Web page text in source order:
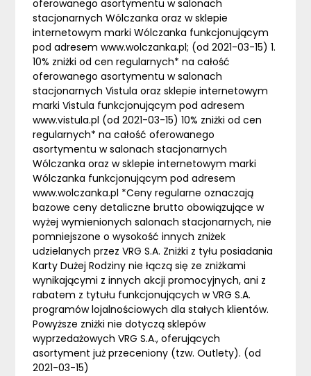
oferowanego asortymentu w salonach
stacjonarnych Wólczanka oraz w sklepie
internetowym marki Wólczanka funkcjonującym
pod adresem www.wolczanka.pl; (od 2021-03-15) 1.
10% zniżki od cen regularnych* na całość
oferowanego asortymentu w salonach
stacjonarnych Vistula oraz sklepie internetowym
marki Vistula funkcjonującym pod adresem
www.vistula.pl (od 2021-03-15) 10% zniżki od cen
regularnych* na całość oferowanego
asortymentu w salonach stacjonarnych
Wólczanka oraz w sklepie internetowym marki
Wólczanka funkcjonującym pod adresem
www.wolczanka.pl *Ceny regularne oznaczają
bazowe ceny detaliczne brutto obowiązujące w
wyżej wymienionych salonach stacjonarnych, nie
pomniejszone o wysokość innych zniżek
udzielanych przez VRG S.A. Zniżki z tyłu posiadania
Karty Dużej Rodziny nie łączą się ze zniżkami
wynikającymi z innych akcji promocyjnych, ani z
rabatem z tytułu funkcjonujących w VRG S.A.
programów lojalnościowych dla stałych klientów.
Powyższe zniżki nie dotyczą sklepów
wyprzedażowych VRG S.A., oferujących
asortyment już przeceniony (tzw. Outlety). (od
2021-03-15)